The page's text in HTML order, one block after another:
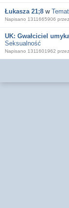
Łukasza 21;8 w
Napisano 1311665906
UK: Gwałciciel
Seksualność
Napisano 1311601962